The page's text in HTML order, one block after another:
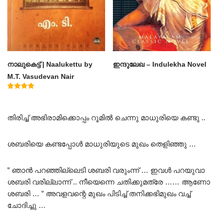
നാലുകെട്ട് | Naalukettu by
M.T. Vasudevan Nair
ഇന്ദുലേഖ – Indulekha Novel
തിരിച്ച് അഭിരാമിക്കൊപ്പം റൂമിൽ ചെന്നു മാധുരിയെ കണ്ടു ..
ശബരിയെ കണ്ടപ്പോൾ മാധുരിയുടെ മുഖം തെളിഞ്ഞു …
” ഞാൻ പറഞ്ഞില്ലെടി ശബരി വരുംന്ന് … ഇവൾ പറയുവാ
ശബരി വരില്ലാന്ന് .. നീയെന്നെ ചതിക്കുമത്രേ …… ആണോ
ശബരി … ” അവളവന്റെ മുഖം പിടിച്ച് തനിക്കഭിമുഖം വച്ച്
ചോദിച്ചു …